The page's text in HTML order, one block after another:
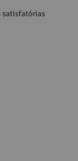
satisfatórias